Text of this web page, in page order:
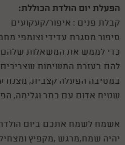
הפעלת יום הולדת הכוללת:
קבלת פנים : איפור/קעקועים
סיפור מסגרת עדידי וצומפי
כדי לממש את המשאלות שלהם
להם בעזרת המשימות שצריכים
במסיבה הפעלה קצבית, מצנח
שטיח אדום עם כתר וגלימה,
אשמח לשמח אתכם ביום
יהיה שמח,מרגש ,מקפיץ